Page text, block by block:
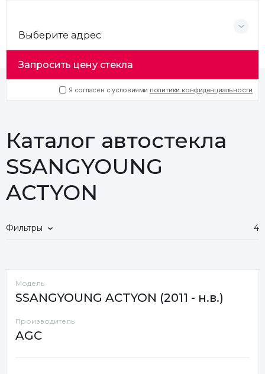
Выберите адрес
Запросить цену стекла
Я согласен с условиями политики конфиденциальности
Каталог автостекла
SSANGYOUNG
ACTYON
Фильтры 4
Модель
SSANGYOUNG ACTYON (2011 - н.в.)
Производитель
AGC